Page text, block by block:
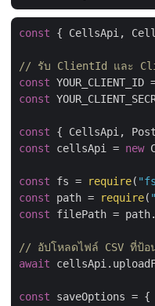
const { CellsApi,
// รับ ClientId และ
const YOUR_CLIENT_ID
const
const { CellsApi,
const cellsApi = new
const fs = require(
const path = require(
const filePath =
// อัปโหลดไฟล์ CSV ที่ป้อ
await
const saveOptions = {